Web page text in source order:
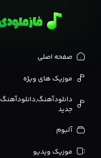
صفحه اصلی
موزیک های ویژه
دانلودآهنگ,دانلودآهنگ
جدید
آلبوم
موزیک ویدیو